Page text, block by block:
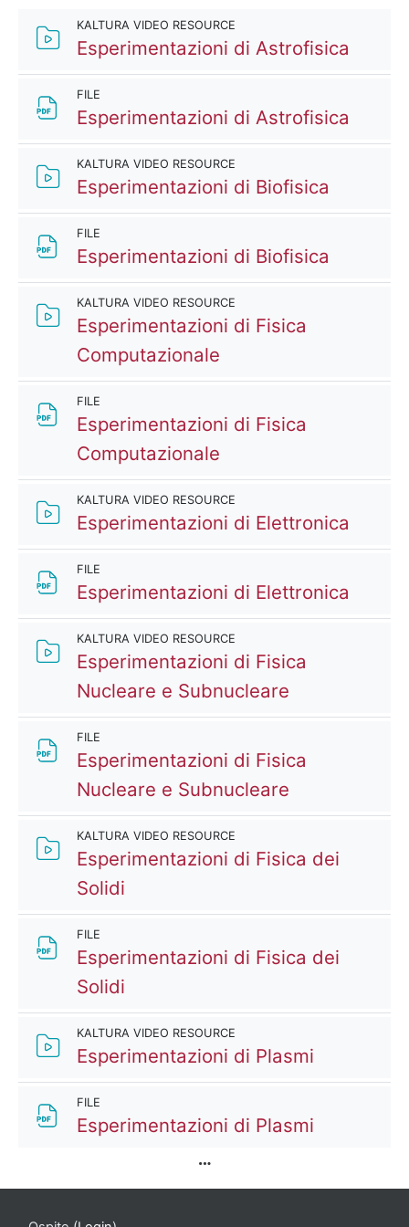
KALTURA VIDEO RESOURCE
Esperimentazioni di Astrofisica
FILE
Esperimentazioni di Astrofisica
KALTURA VIDEO RESOURCE
Esperimentazioni di Biofisica
FILE
Esperimentazioni di Biofisica
KALTURA VIDEO RESOURCE
Esperimentazioni di Fisica
Computazionale
FILE
Esperimentazioni di Fisica
Computazionale
KALTURA VIDEO RESOURCE
Esperimentazioni di Elettronica
FILE
Esperimentazioni di Elettronica
KALTURA VIDEO RESOURCE
Esperimentazioni di Fisica
Nucleare e Subnucleare
FILE
Esperimentazioni di Fisica
Nucleare e Subnucleare
KALTURA VIDEO RESOURCE
Esperimentazioni di Fisica dei
Solidi
FILE
Esperimentazioni di Fisica dei
Solidi
KALTURA VIDEO RESOURCE
Esperimentazioni di Plasmi
FILE
Esperimentazioni di Plasmi